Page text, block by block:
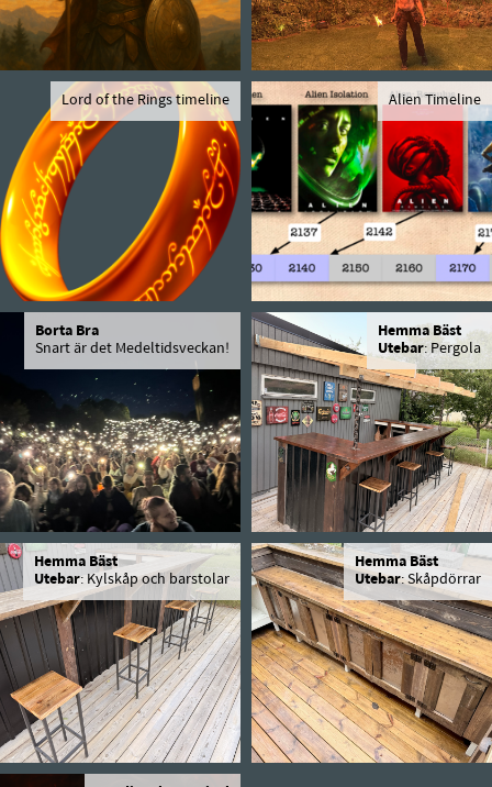
Lord of the Rings timeline Alien Timeline
Borta Bra
Snart är det Medeltidsveckan!
Hemma Bäst
Utebar: Pergola
Hemma Bäst
Utebar: Kylskåp och barstolar
Hemma Bäst
Utebar: Skåpdörrar